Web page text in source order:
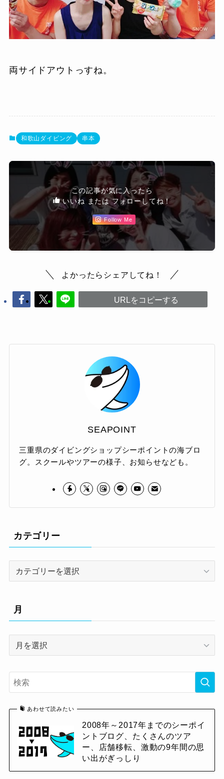
両サイドアウトっすね。
和歌山ダイビング 串本
この記事が気に入ったら
いいね または フォローしてね！
Follow Me
よかったらシェアしてね！
URLをコピーする
SEAPOINT
三重県のダイビングショップシーポイントの海ブロ
グ。スクールやツアーの様子、お知らせなども。
カテゴリー
リ
ー
月
あわせて読みたい
2008年～2017年までのシーポイ
ントブログ、たくさんのツア
ー、店舗移転、激動の9年間の思
い出がぎっしり